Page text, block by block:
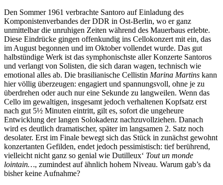
Den Sommer 1961 verbrachte Santoro auf Einladung des
Komponistenverbandes der DDR in Ost-Berlin, wo er ganz
unmittelbar die unruhigen Zeiten während des Mauerbaus erlebte.
Diese Eindrücke gingen offenkundig ins Cellokonzert mit ein, das
im August begonnen und im Oktober vollendet wurde. Das gut
halbstündige Werk ist das symphonischste aller Konzerte Santoros
und verlangt von Solisten, die sich daran wagen, technisch wie
emotional alles ab. Die brasilianische Cellistin Marina Martins kann
hier völlig überzeugen: engagiert und spannungsvoll, ohne je zu
überdrehen oder auch nur eine Sekunde zu langweilen. Wenn das
Cello im gewaltigen, insgesamt jedoch verhaltenen Kopfsatz erst
nach gut 5½ Minuten eintritt, gilt es, sofort die ungeheure
Entwicklung der langen Solokadenz nachzuvollziehen. Danach
wird es deutlich dramatischer, später im langsamen 2. Satz noch
desolater. Erst im Finale bewegt sich das Stück in zunächst gewohnt
konzertanten Gefilden, endet jedoch pessimistisch: tief berührend,
vielleicht nicht ganz so genial wie Dutilleux‘ Tout un monde
lointain…, zumindest auf ähnlich hohem Niveau. Warum gab’s da
bisher keine Aufnahme?